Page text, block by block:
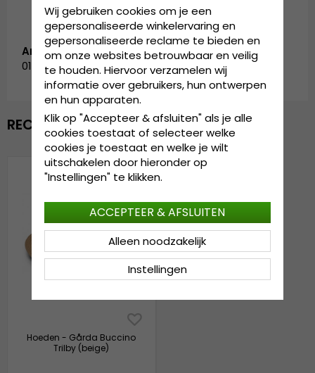
Artikelnummer:
0131093.beige-2
RECENTELIJK BEKEKEN
Hoeden - Gårda Buccino
Trilby (beige)
Wij gebruiken cookies om je een
gepersonaliseerde winkelervaring en
gepersonaliseerde reclame te bieden en
om onze websites betrouwbaar en veilig
te houden. Hiervoor verzamelen wij
informatie over gebruikers, hun ontwerpen
en hun apparaten.
Klik op "Accepteer & afsluiten" als je alle
cookies toestaat of selecteer welke
cookies je toestaat en welke je wilt
uitschakelen door hieronder op
"Instellingen" te klikken.
Instellingen
Alleen noodzakelijk
ACCEPTEER & AFSLUITEN